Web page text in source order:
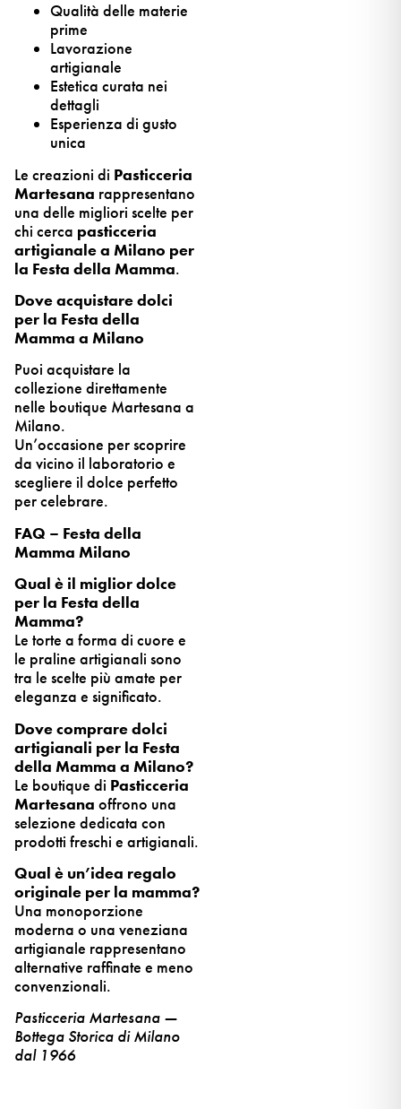
Qualità delle materie
prime
Lavorazione
artigianale
Estetica curata nei
dettagli
Esperienza di gusto
unica
Le creazioni di Pasticceria
Martesana rappresentano
una delle migliori scelte per
chi cerca pasticceria
artigianale a Milano per
la Festa della Mamma.
Dove acquistare dolci
per la Festa della
Mamma a Milano
Puoi acquistare la
collezione direttamente
nelle boutique Martesana a
Milano.
Un’occasione per scoprire
da vicino il laboratorio e
scegliere il dolce perfetto
per celebrare.
FAQ – Festa della
Mamma Milano
Qual è il miglior dolce
per la Festa della
Mamma?
Le torte a forma di cuore e
le praline artigianali sono
tra le scelte più amate per
eleganza e significato.
Dove comprare dolci
artigianali per la Festa
della Mamma a Milano?
Le boutique di Pasticceria
Martesana offrono una
selezione dedicata con
prodotti freschi e artigianali.
Qual è un’idea regalo
originale per la mamma?
Una monoporzione
moderna o una veneziana
artigianale rappresentano
alternative raffinate e meno
convenzionali.
Pasticceria Martesana —
Bottega Storica di Milano
dal 1966